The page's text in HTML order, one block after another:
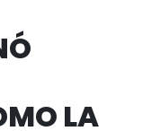
premio de fdi